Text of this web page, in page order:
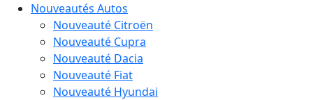
Nouveautés Autos
Nouveauté Citroën
Nouveauté Cupra
Nouveauté Dacia
Nouveauté Fiat
Nouveauté Hyundai